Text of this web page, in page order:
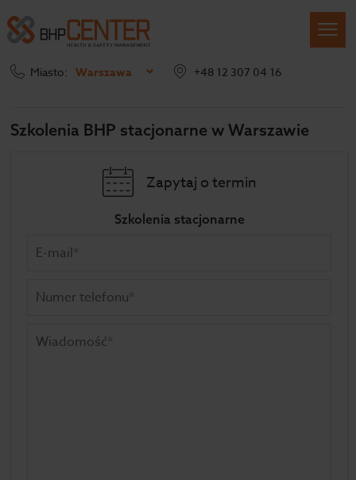
Miasto: Warszawa +48 12 307 04 16
Szkolenia BHP stacjonarne w Warszawie
Zapytaj o termin
Szkolenia stacjonarne